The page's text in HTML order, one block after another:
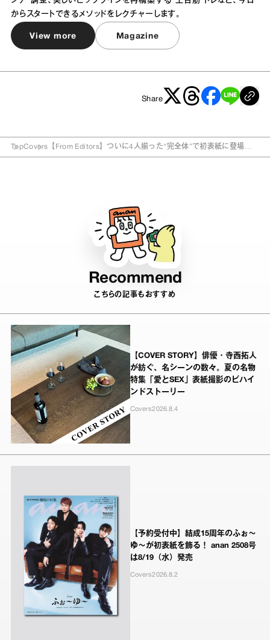
からスタートできるメソッドをレクチャーします。
View more Magazine
Share
TopCovers 【From Editors】ついに4人揃った“完全体”で初表紙に登場！
Recommend
こちらの記事もおすすめ
【COVER STORY】俳優・寺西拓人
が紡ぐ、名シーンの数々。夏の名物
特集「愛とSEX」表紙撮影のビハイ
ンドストーリー
Covers2026.8.4
【予約受付中】結成15周年のふぉ～
ゆ～が初表紙を飾る！ anan 2508号
は8/19（水）発売
Covers2026.8.2